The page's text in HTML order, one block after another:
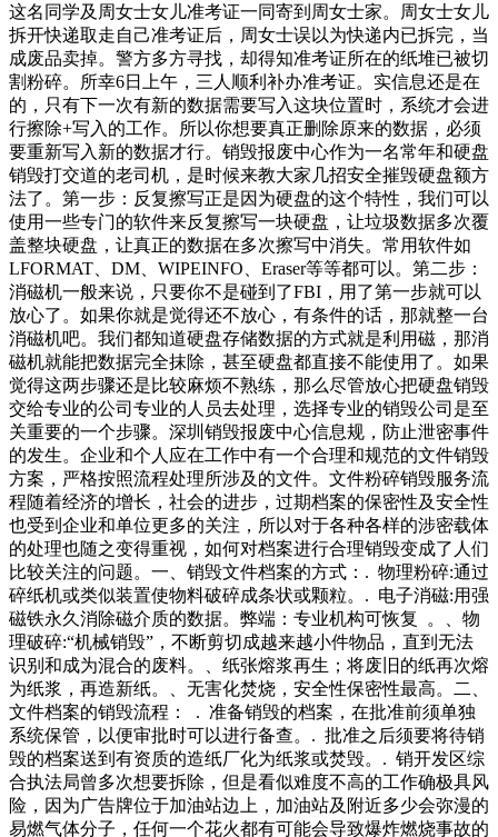
这名同学及周女士女儿准考证一同寄到周女士家。周女士女儿
拆开快递取走自己准考证后，周女士误以为快递内已拆完，当
成废品卖掉。警方多方寻找，却得知准考证所在的纸堆已被切
割粉碎。所幸6日上午，三人顺利补办准考证。实信息还是在
的，只有下一次有新的数据需要写入这块位置时，系统才会进
行擦除+写入的工作。所以你想要真正删除原来的数据，必须
要重新写入新的数据才行。销毁报废中心作为一名常年和硬盘
销毁打交道的老司机，是时候来教大家几招安全摧毁硬盘额方
法了。第一步：反复擦写正是因为硬盘的这个特性，我们可以
使用一些专门的软件来反复擦写一块硬盘，让垃圾数据多次覆
盖整块硬盘，让真正的数据在多次擦写中消失。常用软件如
LFORMAT、DM、WIPEINFO、Eraser等等都可以。第二步：
消磁机一般来说，只要你不是碰到了FBI，用了第一步就可以
放心了。如果你就是觉得还不放心，有条件的话，那就整一台
消磁机吧。我们都知道硬盘存储数据的方式就是利用磁，那消
磁机就能把数据完全抹除，甚至硬盘都直接不能使用了。如果
觉得这两步骤还是比较麻烦不熟练，那么尽管放心把硬盘销毁
交给专业的公司专业的人员去处理，选择专业的销毁公司是至
关重要的一个步骤。深圳销毁报废中心信息规，防止泄密事件
的发生。企业和个人应在工作中有一个合理和规范的文件销毁
方案，严格按照流程处理所涉及的文件。文件粉碎销毁服务流
程随着经济的增长，社会的进步，过期档案的保密性及安全性
也受到企业和单位更多的关注，所以对于各种各样的涉密载体
的处理也随之变得重视，如何对档案进行合理销毁变成了人们
比较关注的问题。一、销毁文件档案的方式：. 物理粉碎:通过
碎纸机或类似装置使物料破碎成条状或颗粒。. 电子消磁:用强
磁铁永久消除磁介质的数据。弊端：专业机构可恢复 。、物
理破碎:“机械销毁”，不断剪切成越来越小件物品，直到无法
识别和成为混合的废料。、纸张熔浆再生；将废旧的纸再次熔
为纸浆，再造新纸。、无害化焚烧，安全性保密性最高。二、
文件档案的销毁流程： . 准备销毁的档案，在批准前须单独
系统保管，以便审批时可以进行备查。. 批准之后须要将待销
毁的档案送到有资质的造纸厂化为纸浆或焚毁。. 销开发区综
合执法局曾多次想要拆除，但是看似难度不高的工作确极具风
险，因为广告牌位于加油站边上，加油站及附近多少会弥漫的
易燃气体分子，任何一个花火都有可能会导致爆炸燃烧事故的